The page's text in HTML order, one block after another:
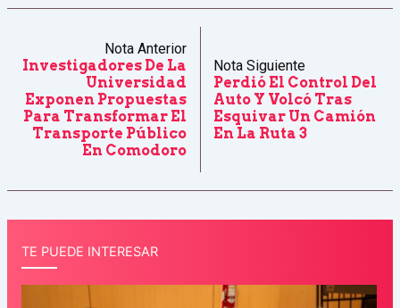
Nota Anterior
Investigadores De La
Universidad
Exponen Propuestas
Para Transformar El
Transporte Público
En Comodoro
Nota Siguiente
Perdió El Control Del
Auto Y Volcó Tras
Esquivar Un Camión
En La Ruta 3
TE PUEDE INTERESAR